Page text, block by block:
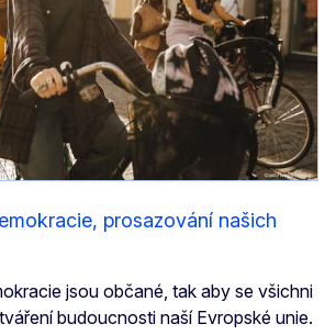
prosazování našich
jsou občané, tak aby se všichni
budoucnosti naší Evropské unie.